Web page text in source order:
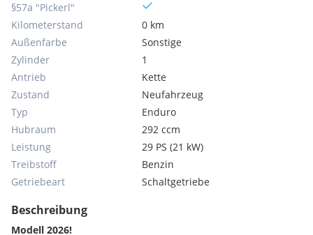
§57a "Pickerl"
Kilometerstand
0 km
Außenfarbe
Sonstige
Zylinder
1
Antrieb
Kette
Zustand
Neufahrzeug
Typ
Enduro
Hubraum
292 ccm
Leistung
29 PS (21 kW)
Treibstoff
Benzin
Getriebeart
Schaltgetriebe
Beschreibung
Modell 2026!